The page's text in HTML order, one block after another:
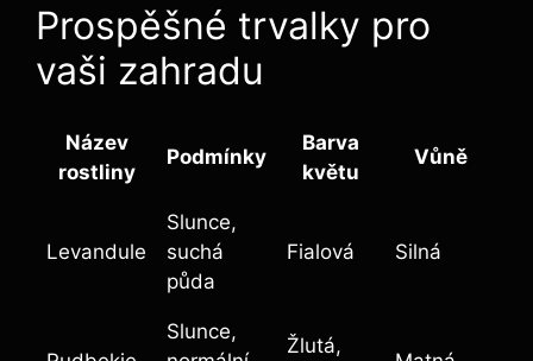
Prospěšné trvalky pro
vaši zahradu
Název
rostliny
Podmínky
Barva
květu
Vůně
Levandule
Slunce,
suchá
půda
Fialová Silná
Slunce,
Žlutá,